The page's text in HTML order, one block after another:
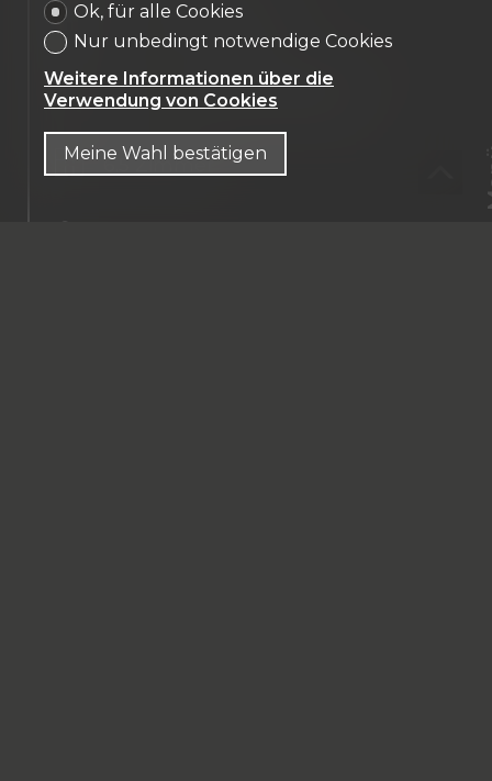
125 m² Wohnfläche
799 m² Grundstücksfläche
6.5 Zimmer
Ok, für alle Cookies
Nur unbedingt notwendige Cookies
Weitere Informationen über die
Verwendung von Cookies
Meine Wahl bestätigen